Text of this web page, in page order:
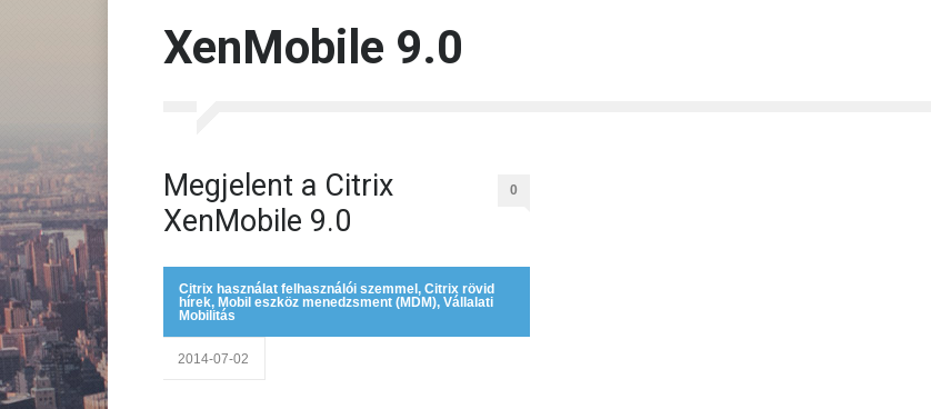
XenMobile 9.0
Megjelent a Citrix
XenMobile 9.0
0
Citrix használat felhasználói szemmel , Citrix rövid
hírek, Mobil eszköz menedzsment (MDM), Vállalati
Mobilitás
2014-07-02